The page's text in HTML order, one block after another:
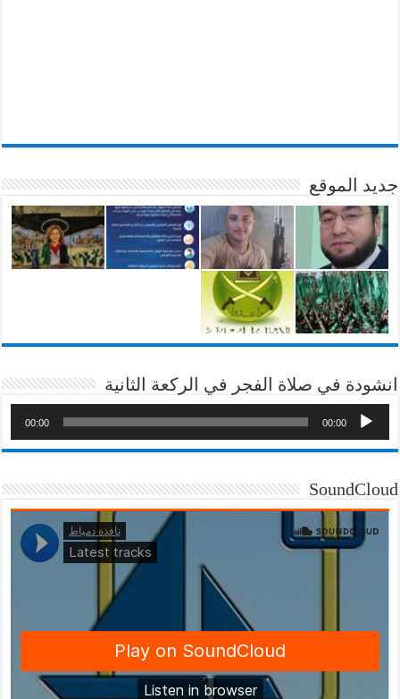
جديد الموقع
انشودة في صلاة الفجر في الركعة الثانية
00:00
00:00
SoundCloud